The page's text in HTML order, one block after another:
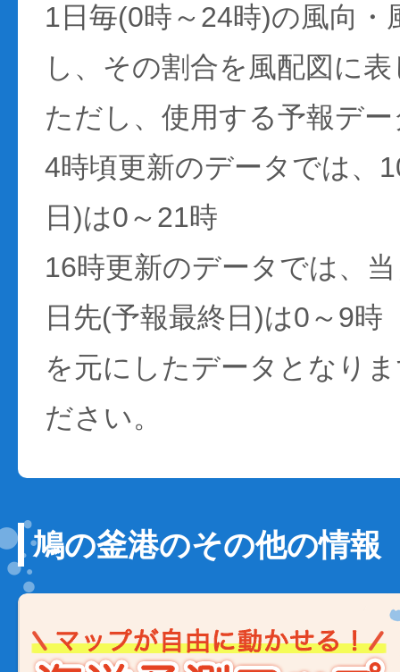
1日毎(0時～24時)の風向・
し、その割合を風配図に
ただし、使用する予報デ
4時頃更新のデータでは、
日)は0～21時
16時更新のデータでは、
日先(予報最終日)は0～9時
を元にしたデータとなり
ださい。
鳩の釜港のその他の情報